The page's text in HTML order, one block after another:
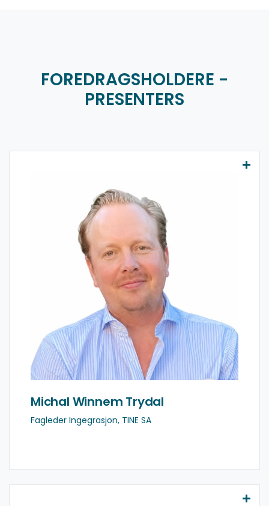
FOREDRAGSHOLDERE -
PRESENTERS
Michal Winnem Trydal
Fagleder Ingegrasjon, TINE SA
integrasjon i TINE, med ansvar for å utvikle og
forvalte selskapets integrasjons- og API-
landskap. Han har stått sentralt i TINE sin API
Management-reise, fra etablering av struktur og
styringsmodeller til konkrete designvalg som har
lagt grunnlaget for en mer robust og skalerbar